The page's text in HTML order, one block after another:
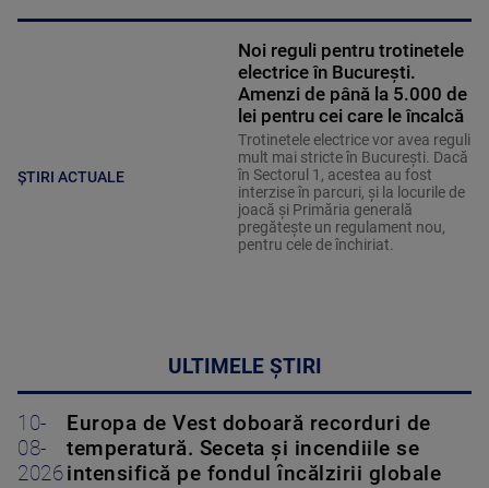
ȘTIRI ACTUALE
Noi reguli pentru trotinetele
electrice în București.
Amenzi de până la 5.000 de
lei pentru cei care le încalcă
Trotinetele electrice vor avea reguli
mult mai stricte în București. Dacă
în Sectorul 1, acestea au fost
interzise în parcuri, și la locurile de
joacă și Primăria generală
pregătește un regulament nou,
pentru cele de închiriat.
ULTIMELE ȘTIRI
10-
08-
2026
Europa de Vest doboară recorduri de
temperatură. Seceta și incendiile se
intensifică pe fondul încălzirii globale